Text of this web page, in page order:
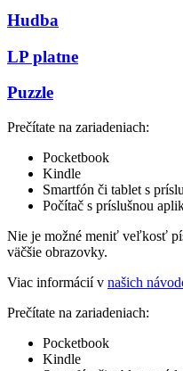
Hudba
LP platne
Puzzle
Prečítate na zariadeniach:
Pocketbook
Kindle
Smartfón či tablet s
Počítač s príslušnou
Nie je možné meniť veľkosť
väčšie obrazovky.
Viac informácií v našich
Prečítate na zariadeniach:
Pocketbook
Kindle